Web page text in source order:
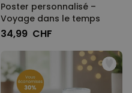
Poster personnalisé –
Voyage dans le temps
34,99 CHF